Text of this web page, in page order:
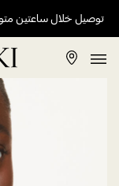
توصيل خلال ساعتين